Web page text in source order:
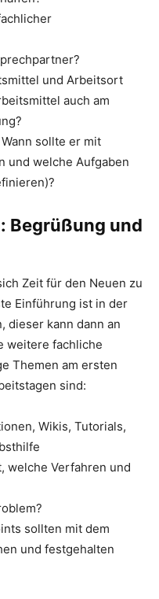
und Arbeitsort
auch am
sollte er mit
und welche Aufgaben
Begrüßung und
Zeit für den Neuen zu
Einführung ist in der
dieser kann dann an
weitere fachliche
Themen am ersten
sind:
Wikis, Tutorials,
welche Verfahren und
sollten mit dem
und festgehalten